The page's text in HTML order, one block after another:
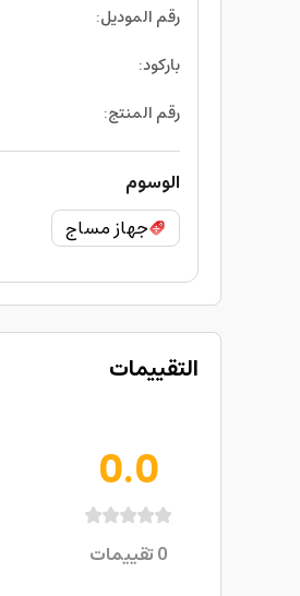
رقم الموديل:
باركود:
رقم المنتج:
الوسوم
جهاز مساج
التقييمات
0.0
0تقييمات